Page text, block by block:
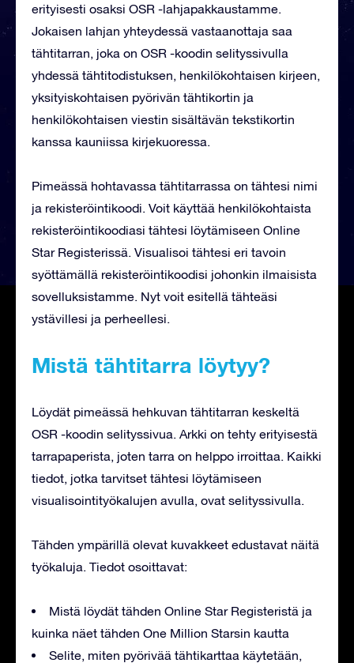
erityisesti osaksi OSR -lahjapakkaustamme.
Jokaisen lahjan yhteydessä vastaanottaja saa
tähtitarran, joka on OSR -koodin selityssivulla
yhdessä tähtitodistuksen, henkilökohtaisen kirjeen,
yksityiskohtaisen pyörivän tähtikortin ja
henkilökohtaisen viestin sisältävän tekstikortin
kanssa kauniissa kirjekuoressa.
Pimeässä hohtavassa tähtitarrassa on tähtesi nimi
ja rekisteröintikoodi. Voit käyttää henkilökohtaista
rekisteröintikoodiasi tähtesi löytämiseen Online
Star Registerissä. Visualisoi tähtesi eri tavoin
syöttämällä rekisteröintikoodisi johonkin ilmaisista
sovelluksistamme. Nyt voit esitellä tähteäsi
ystävillesi ja perheellesi.
Mistä tähtitarra löytyy?
Löydät pimeässä hehkuvan tähtitarran keskeltä
OSR -koodin selityssivua. Arkki on tehty erityisestä
tarrapaperista, joten tarra on helppo irroittaa. Kaikki
tiedot, jotka tarvitset tähtesi löytämiseen
visualisointityökalujen avulla, ovat selityssivulla.
Tähden ympärillä olevat kuvakkeet edustavat näitä
työkaluja. Tiedot osoittavat:
Mistä löydät tähden Online Star Registeristä ja
kuinka näet tähden One Million Starsin kautta
Selite, miten pyörivää tähtikarttaa käytetään,